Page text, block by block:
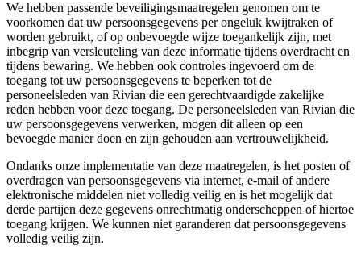
We hebben passende beveiligingsmaatregelen genomen om te
voorkomen dat uw persoonsgegevens per ongeluk kwijtraken of
worden gebruikt, of op onbevoegde wijze toegankelijk zijn, met
inbegrip van versleuteling van deze informatie tijdens overdracht en
tijdens bewaring. We hebben ook controles ingevoerd om de
toegang tot uw persoonsgegevens te beperken tot de
personeelsleden van Rivian die een gerechtvaardigde zakelijke
reden hebben voor deze toegang. De personeelsleden van Rivian die
uw persoonsgegevens verwerken, mogen dit alleen op een
bevoegde manier doen en zijn gehouden aan vertrouwelijkheid.
Ondanks onze implementatie van deze maatregelen, is het posten of
overdragen van persoonsgegevens via internet, e-mail of andere
elektronische middelen niet volledig veilig en is het mogelijk dat
derde partijen deze gegevens onrechtmatig onderscheppen of hiertoe
toegang krijgen. We kunnen niet garanderen dat persoonsgegevens
volledig veilig zijn.